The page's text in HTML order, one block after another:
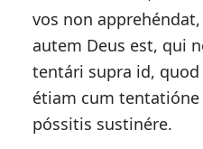
vos non
autem Deus est, qui
tentári supra id,
étiam cum
póssitis sustinére.